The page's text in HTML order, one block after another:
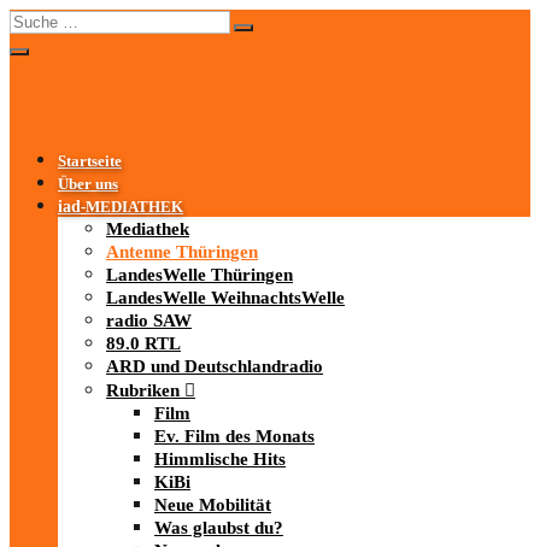
Startseite
Über uns
iad-MEDIATHEK
Mediathek
Antenne Thüringen
LandesWelle Thüringen
LandesWelle WeihnachtsWelle
radio SAW
89.0 RTL
ARD und Deutschlandradio
Rubriken
Film
Ev. Film des Monats
Himmlische Hits
KiBi
Neue Mobilität
Was glaubst du?